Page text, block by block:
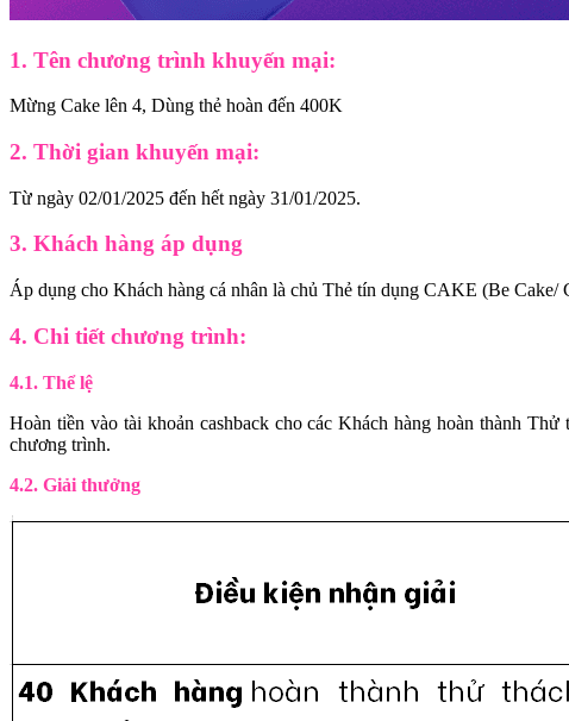
1. Tên chương trình khuyến mại:
Mừng Cake lên 4, Dùng thẻ hoàn đến 400K
2. Thời gian khuyến mại:
Từ ngày 02/01/2025 đến hết ngày 31/01/2025.
3. Khách hàng áp dụng
Áp dụng cho Khách hàng cá nhân là chủ Thẻ tín dụng CAKE (Be
4. Chi tiết chương trình:
4.1. Thể lệ
Hoàn tiền vào tài khoản cashback cho các Khách hàng hoàn thành
chương trình.
4.2. Giải thưởng